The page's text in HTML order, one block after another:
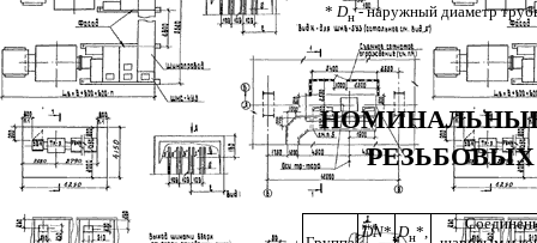
* Dн- наружный диаметр
РЕЗЬБОВЫХ
DN* Dн*,